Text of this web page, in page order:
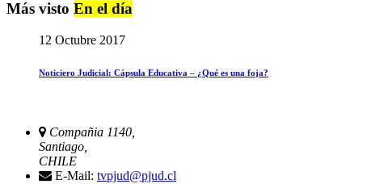
Más visto En el día
12 Octubre 2017
Noticiero Judicial: Cápsula Educativa – ¿Qué es una foja?
Compañia 1140,
Santiago,
CHILE
E-Mail: tvpjud@pjud.cl